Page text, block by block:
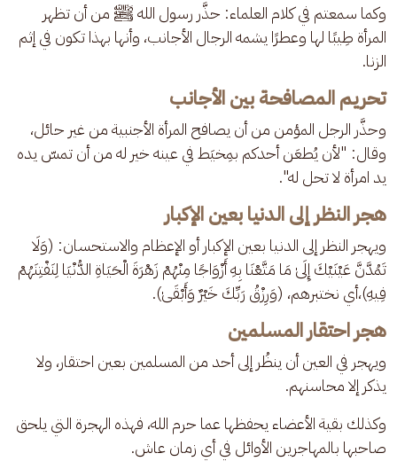
وكما سمعتم في كلام العلماء: حذَّر رسول الله ﷺ من أن تظهر
المرأة طِيبًا لها وعطرًا يشمه الرجال الأجانب، وأنها بهذا تكون في إثم
الزنا.
تحريم المصافحة بين الأجانب
وحذَّر الرجل المؤمن من أن يصافح المرأة الأجنبية من غير حائل،
وقال: "لأن يُطعَن أحدكم بمِخيَط في عينه خير له من أن تمسّ يده
يد امرأة لا تحل له".
هجر النظر إلى الدنيا بعين الإكبار
ويهجر النظر إلى الدنيا بعين الإكبار أو الإعظام والاستحسان: (وَلَا
تَمُدَّنَّ عَيْنَيْكَ إِلَىٰ مَا مَتَّعْنَا بِهِ أَزْوَاجًا مِنْهُمْ زَهْرَةَ الْحَيَاةِ الدُّنْيَا لِنَفْتِنَهُمْ
فِيهِ)،أي نختبرهم، (وَرِزْقُ رَبِّكَ خَيْرٌ وَأَبْقَىٰ).
هجر احتقار المسلمين
ويهجر في العين أن ينظُر إلى أحد من المسلمين بعين احتقار، ولا
يذكر إلا محاسنهم.
وكذلك بقية الأعضاء يحفظها عما حرم الله، فهذه الهجرة التي يلحق
صاحبها بالمهاجرين الأوائل في أي زمان عاش.